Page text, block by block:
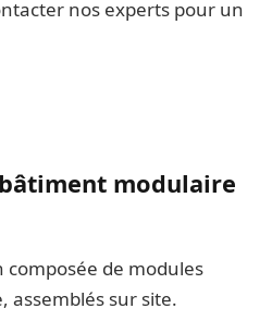
nos experts pour un
bâtiment modulaire
composée de modules
assemblés sur site.